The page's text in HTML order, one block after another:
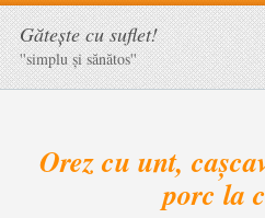
Găteşte cu suflet!
''simplu şi sănătos''
Orez cu unt,
porc la